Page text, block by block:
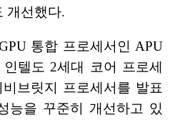
개선했다.
통합 프로세서인 APU
텔도 2세대 코어 프로세
브릿지 프로세서를 발표
능을 꾸준히 개선하고 있